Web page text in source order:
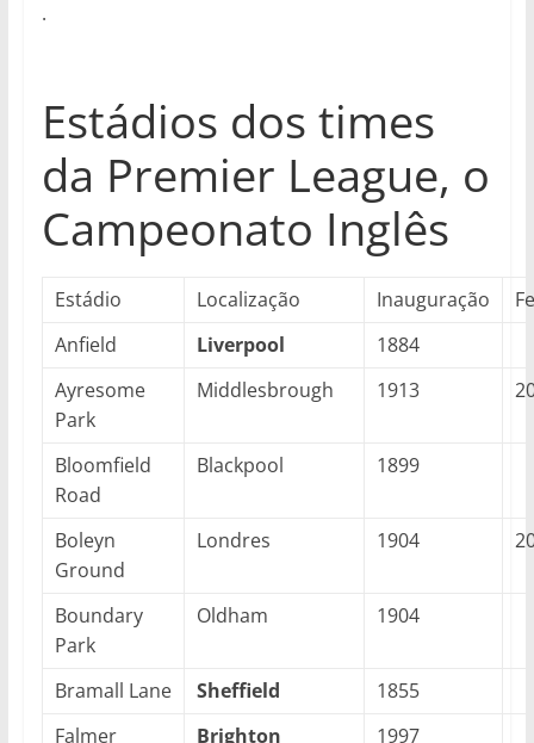
.
Estádios dos times
da Premier League, o
Campeonato Inglês
Estádio Localização Inauguração
Anfield
Liverpool
1884
Ayresome
Park
Middlesbrough 1913
Bloomfield
Road
Blackpool 1899
Boleyn
Ground
Londres 1904
Boundary
Park
Oldham 1904
Bramall Lane Sheffield
1855
Falmer
Brighton 1997